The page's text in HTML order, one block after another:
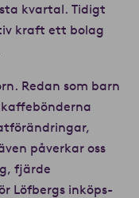
kvartal. Tidigt
kraft ett bolag
Redan som barn
påverkar oss
fjärde
Löfbergs inköps-